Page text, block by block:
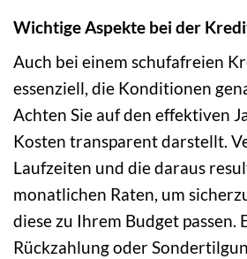
Wichtige Aspekte bei der
Auch bei einem schufafreien
essenziell, die Konditionen
Achten Sie auf den effektiven
Kosten transparent darstellt.
Laufzeiten und die daraus
monatlichen Raten, um
diese zu Ihrem Budget passen.
Rückzahlung oder